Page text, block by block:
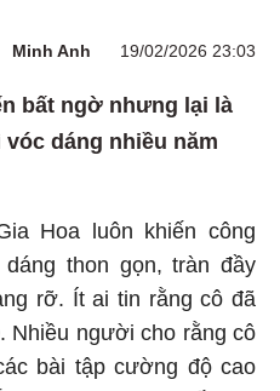
Minh Anh 19/02/2026 23:03
bất ngờ nhưng lại là
dáng nhiều năm
Hoa luôn khiến công
thon gọn, tràn đầy
rỡ. Ít ai tin rằng cô đã
Nhiều người cho rằng cô
bài tập cường độ cao